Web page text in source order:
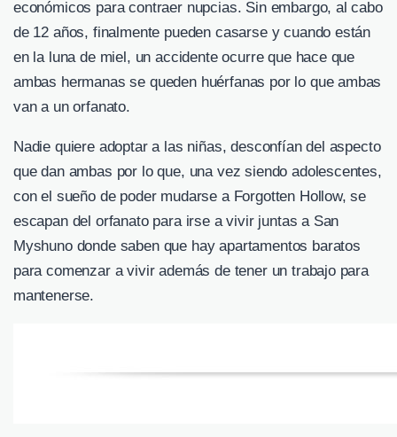
económicos para contraer nupcias. Sin embargo, al cabo
de 12 años, finalmente pueden casarse y cuando están
en la luna de miel, un accidente ocurre que hace que
ambas hermanas se queden huérfanas por lo que ambas
van a un orfanato.
Nadie quiere adoptar a las niñas, desconfían del aspecto
que dan ambas por lo que, una vez siendo adolescentes,
con el sueño de poder mudarse a Forgotten Hollow, se
escapan del orfanato para irse a vivir juntas a San
Myshuno donde saben que hay apartamentos baratos
para comenzar a vivir además de tener un trabajo para
mantenerse.